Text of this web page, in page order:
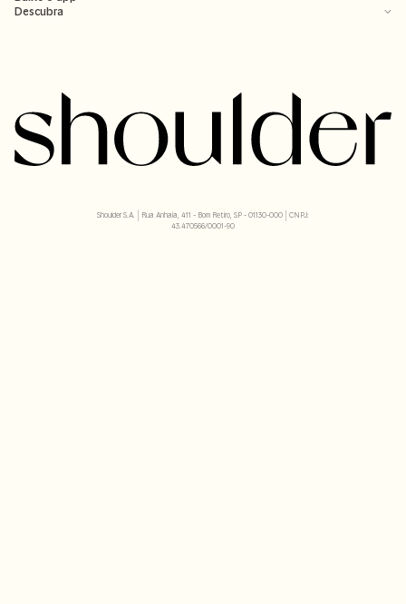
Descubra
Shoulder S.A. | Rua Anhaia, 411 - Bom Retiro, SP - 01130-000 | CNPJ:
43.470566/0001-90